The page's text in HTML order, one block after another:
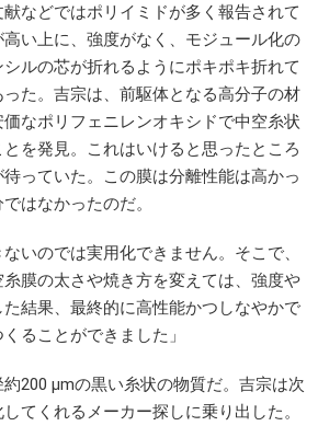
などではポリイミドが多く報告されて
い上に、強度がなく、モジュール化の
ルの芯が折れるようにポキポキ折れて
た。吉宗は、前駆体となる高分子の材
なポリフェニレンオキシドで中空糸状
を発見。これはいけると思ったところ
っていた。この膜は分離性能は高かっ
はなかったのだ。
いのでは実用化できません。そこで、
膜の太さや焼き方を変えては、強度や
結果、最終的に高性能かつしなやかで
ることができました」
200 µmの黒い糸状の物質だ。吉宗は次
てくれるメーカー探しに乗り出した。